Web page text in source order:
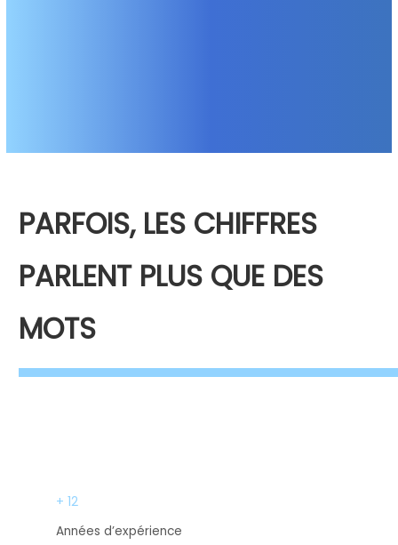
PARFOIS, LES CHIFFRES
PARLENT PLUS QUE DES
MOTS
+ 12
Années d’expérience